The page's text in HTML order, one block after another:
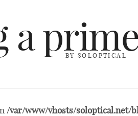
a BY SOLOPTICAL
/var/www/vhosts/soloptical.net/